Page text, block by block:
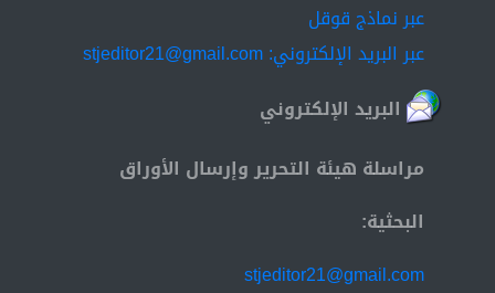
عبر نماذج قوقل
عبر البريد الإلكتروني: stjeditor21@gmail.com
البريد الإلكتروني
مراسلة هيئة التحرير وإرسال الأوراق
البحثية:
stjeditor21@gmail.com